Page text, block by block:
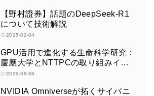
【野村證券】話題のDeepSeek-R1
について技術解説
2025-02-04
GPU活用で進化する生命科学研究：
慶應大学とNTTPCの取り組みイン
タビュー
2025-09-08
NVIDIA Omniverseが拓くサイバニ